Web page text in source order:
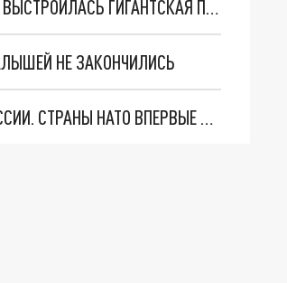
В ПЕРВЫЙ ДЕНЬ «ИННОПРОМА» ВОЗЛЕ «ЕКАТЕРИНБУРГ ЭКСПО» ВЫСТРОИЛАСЬ ГИГАНТСКАЯ ПРОБКА
НЕ ЗАКОНЧИЛИСЬ
"ОЧЕНЬ ПЛОХИЕ НОВОСТИ": БОЛЬШАЯ ОШИБКА PALANTIR В РОССИИ. СТРАНЫ НАТО ВПЕРВЫЕ ЗА СВО ОСТАНОВИЛИ ПОСТАВКИ ОРУЖИЯ. ВСУ ТЕРЯЮТ ПРИГРАНИЧЬЕ?